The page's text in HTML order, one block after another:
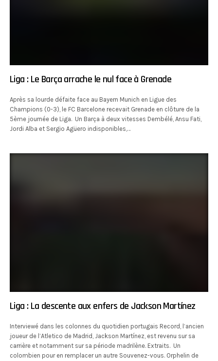
Liga : Le Barça arrache le nul face à Grenade
Après sa lourde défaite face au Bayern Munich en Ligue des
Champions (0-3), le FC Barcelone recevait Grenade en clôture de la
5ème journée de Liga. Un Barça à deux vitesses Dembélé, Ansu Fati,
Jordi Alba et Sergio Agüero indisponibles,…
Liga : La descente aux enfers de Jackson Martínez
Interviewé dans les colonnes du quotidien portugais Record, l’ancien
joueur de l’Atletico de Madrid, Jackson Martínez, est revenu sur sa
carrière et notamment sur sa période madrilène. Extraits. Un
colombien pour en remplacer un autre Souvenez-vous. Orphelin de